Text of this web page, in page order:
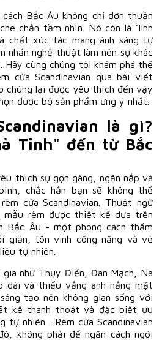
Bắc Âu không chỉ đơn thuần
chắn tầm nhìn. Nó còn là “linh
chất xúc tác mang ánh sáng tự
nhấn nghệ thuật làm nên sự khác
cùng chúng tôi khám phá thế
cửa Scandinavian qua bài viết
chúng lại được yêu thích đến vậy
được bộ sản phẩm ưng ý nhất.
là gì?
Tinh" đến từ Bắc
thích sự gọn gàng, ngăn nắp và
chắc hẳn bạn sẽ không thể
cửa Scandinavian. Thuật ngữ
mẫu rèm được thiết kế dựa trên
Bắc Âu - một phong cách thẩm
giản, tôn vinh công năng và vẻ
tự nhiên.
như Thụy Điển, Đan Mạch, Na
dài và thiếu vắng ánh nắng mặt
tạo nên không gian sống với
kế thanh thoát và đặc biệt ưu
tự nhiên . Rèm cửa Scandinavian
không phải để ngăn cách ngôi